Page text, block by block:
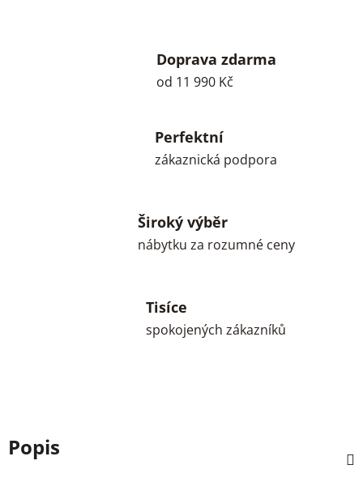
Doprava zdarma
od 11 990 Kč
Perfektní
zákaznická podpora
Široký výběr
nábytku za rozumné ceny
Tisíce
spokojených zákazníků
Popis